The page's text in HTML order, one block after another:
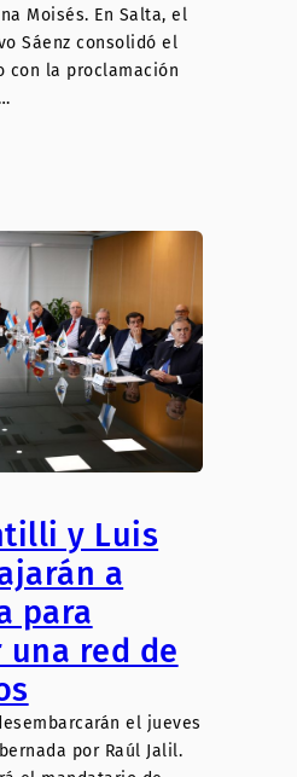
Moisés. En Salta, el
Sáenz consolidó el
con la proclamación
y Luis
a
para
red de
el jueves
por Raúl Jalil.